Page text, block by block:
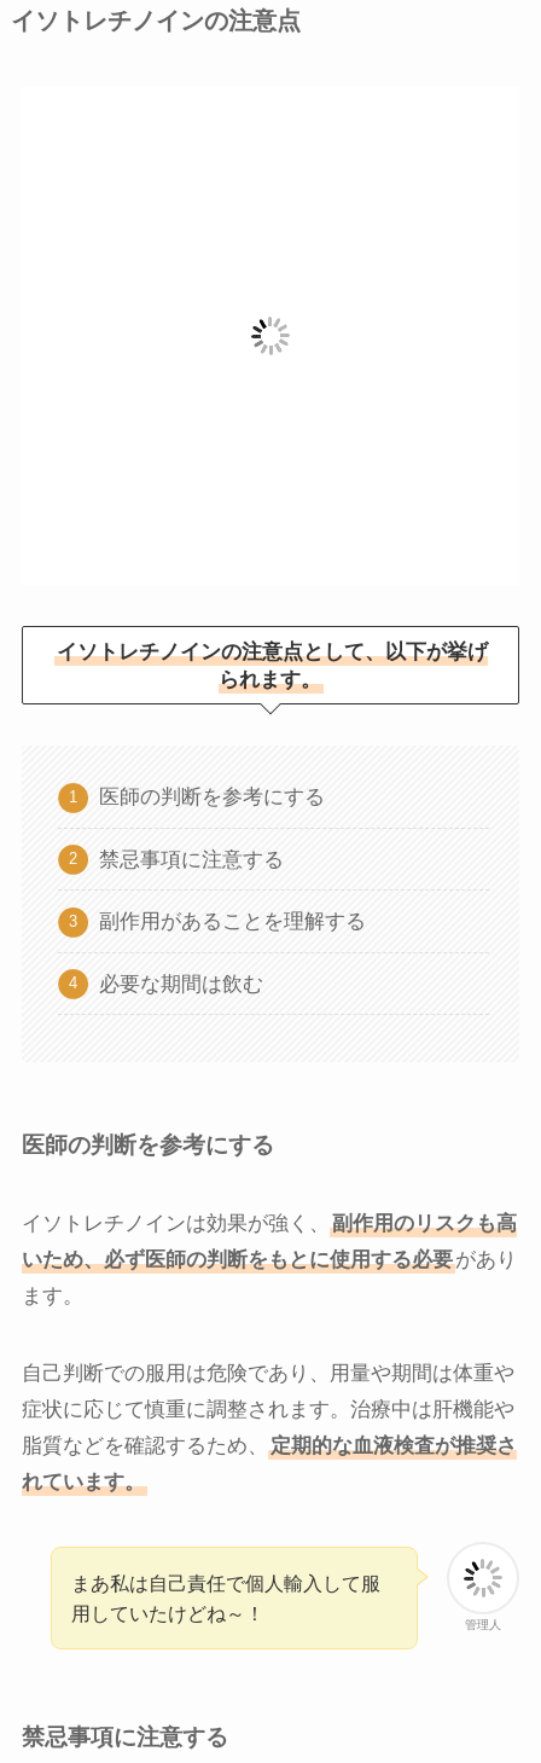
イソトレチノインの注意点
イソトレチノインの注意点として、以下が挙げ
られます。
医師の判断を参考にする
禁忌事項に注意する
副作用があることを理解する
必要な期間は飲む
医師の判断を参考にする
イソトレチノインは効果が強く、
副作用のリスクも高
いため、必ず医師の判断をもとに使用する必要があり
ます。
自己判断での服用は危険であり、用量や期間は体重や
症状に応じて慎重に調整されます。治療中は肝機能や
脂質などを確認するため、
定期的な血液検査が推奨さ
れています。
管理人
まあ私は自己責任で個人輸入して服
用していたけどね～！
禁忌事項に注意する